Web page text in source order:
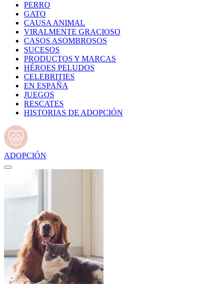
PERRO
GATO
CAUSA ANIMAL
VIRALMENTE GRACIOSO
CASOS ASOMBROSOS
SUCESOS
PRODUCTOS Y MARCAS
HÉROES PELUDOS
CELEBRITIES
EN ESPAÑA
JUEGOS
RESCATES
HISTORIAS DE ADOPCIÓN
ADOPCIÓN